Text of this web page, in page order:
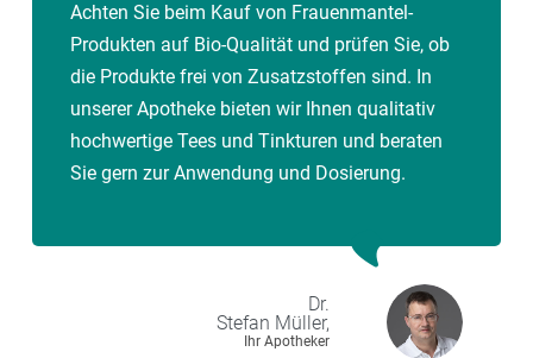
Achten Sie beim Kauf von Frauenmantel-
Produkten auf Bio-Qualität und prüfen Sie, ob
die Produkte frei von Zusatzstoffen sind. In
unserer Apotheke bieten wir Ihnen qualitativ
hochwertige Tees und Tinkturen und beraten
Sie gern zur Anwendung und Dosierung.
Dr.
Stefan Müller,
Ihr Apotheker